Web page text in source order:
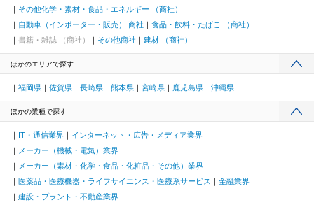
その他化学・素材・食品・エネルギー （商社）
自動車（インポーター・販売） 商社
食品・飲料・たばこ （商社）
書籍・雑誌 （商社）
その他商社 建材 （商社）
ほかのエリアで探す
福岡県 佐賀県 長崎県 熊本県 宮崎県 鹿児島県 沖縄県
ほかの業種で探す
IT・通信業界
インターネット・広告・メディア業界
メーカー（機械・電気）業界
メーカー（素材・化学・食品・化粧品・その他）業界
医薬品・医療機器・ライフサイエンス・医療系サービス
金融業界
建設・プラント・不動産業界